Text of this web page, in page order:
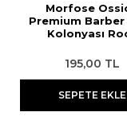
Morfose
Premium Barber
Kolonyası
195,00 TL
SEPETE EKLE